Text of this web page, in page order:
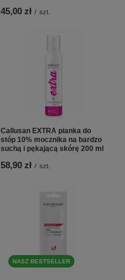
45,00 zł / szt.
Callusan EXTRA pianka do
stóp 10% mocznika na bardzo
suchą i pękającą skórę 200 ml
58,90 zł / szt.
NASZ BESTSELLER